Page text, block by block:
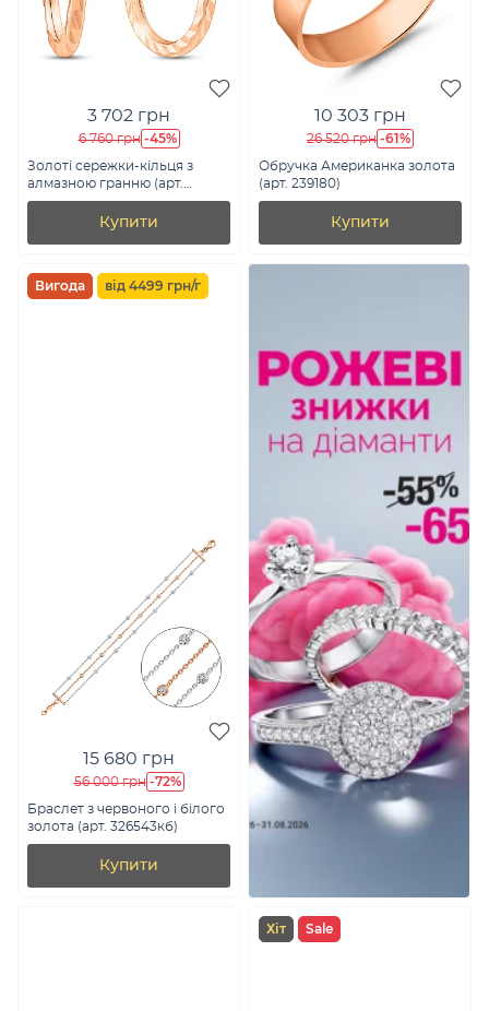
3 702 грн
6 760 грн -45%
Золоті сережки-кільця з
алмазною гранню (арт.
121903/10)
Купити
10 303 грн
26 520 грн -61%
Обручка Американка золота
(арт. 239180)
Купити
Вигода від 4499 грн/г
15 680 грн
56 000 грн -72%
Браслет з червоного і білого
золота (арт. 326543кб)
Купити
Хіт Sale